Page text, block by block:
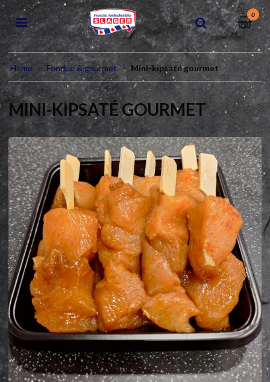
0
Home Fondue & gourmet Mini-kipsaté gourmet
MINI-KIPSATÉ GOURMET